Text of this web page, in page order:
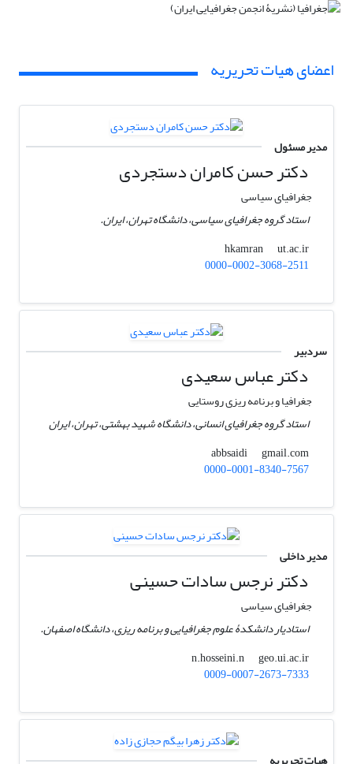
اعضای هیات تحریریه
مدیر مسئول
دکتر حسن کامران دستجردی
جغرافیای سیاسی
استاد گروه جغرافیای سیاسی، دانشگاه تهران، ایران.
hkamran
ut.ac.ir
0000-0002-3068-2511
سردبیر
دکتر عباس سعیدی
جغرافیا و برنامه ریزی روستایی
استاد گروه جغرافیای انسانی، دانشگاه شهید بهشتی، تهران، ایران
abbsaidi
gmail.com
0000-0001-8340-7567
مدیر داخلی
دکتر نرجس سادات حسینی
جغرافیای سیاسی
استادیار دانشکدۀ علوم جغرافیایی و برنامه ریزی، دانشگاه اصفهان.
n.hosseini.n
geo.ui.ac.ir
0009-0007-2673-7333